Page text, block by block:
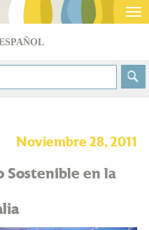
Noviembre 28, 2011
Sostenible en la